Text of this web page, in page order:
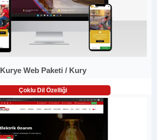
Kurye Web Paketi / Kury
Çoklu Dil Özelliği